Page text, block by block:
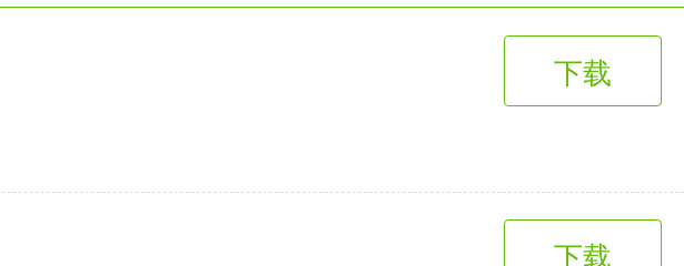
6千+款应用
生活服务
下载
下载